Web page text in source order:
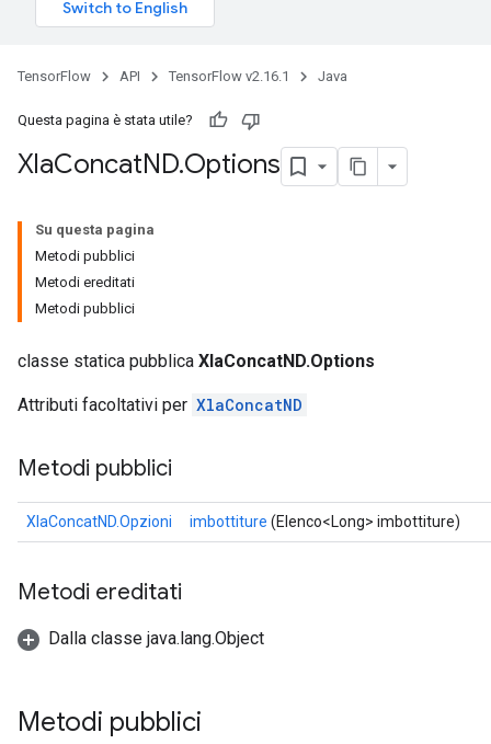
TensorFlow API TensorFlow v2.16.1 Java
Questa pagina è stata utile?
XlaConcatND.Options
Su questa pagina
Metodi pubblici
Metodi ereditati
Metodi pubblici
classe statica pubblica XlaConcatND.Options
Attributi facoltativi per XlaConcatND
Metodi pubblici
XlaConcatND.Opzioni imbottiture (Elenco<Long> imbottiture)
Metodi ereditati
Dalla classe java.lang.Object
Metodi pubblici